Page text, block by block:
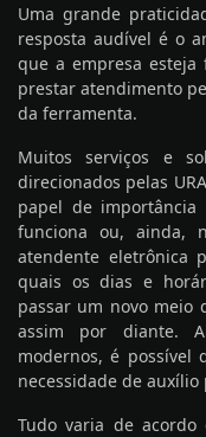
Uma grande
resposta audível é o
que a empresa esteja
prestar atendimento
da ferramenta.
Muitos serviços e
direcionados pelas
papel de
funciona ou, ainda,
atendente eletrônica
quais os dias e
passar um novo meio
assim por diante.
modernos, é possível
necessidade de
Tudo varia de